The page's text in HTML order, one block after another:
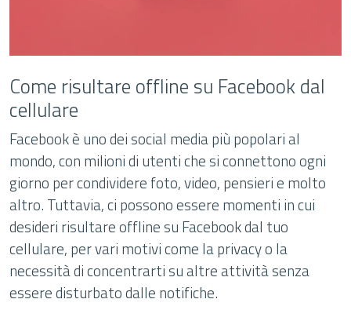
Come risultare offline su Facebook dal
cellulare
Facebook è uno dei social media più popolari al
mondo, con milioni di utenti che si connettono ogni
giorno per condividere foto, video, pensieri e molto
altro. Tuttavia, ci possono essere momenti in cui
desideri risultare offline su Facebook dal tuo
cellulare, per vari motivi come la privacy o la
necessità di concentrarti su altre attività senza
essere disturbato dalle notifiche.